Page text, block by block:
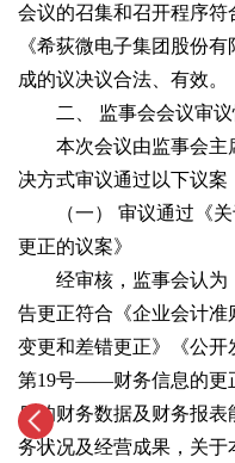
会议的召集和召开程序
《希荻微电子集团股份
成的议决议合法、有效。
二、 监事会会议审议
本次会议由监事会主
决方式审议通过以下议案
（一） 审议通过《关
更正的议案》
经审核，监事会认为
告更正符合《企业会计
变更和差错更正》《公开
第19号——财务信息的更
后的财务数据及财务报
务状况及经营成果，关